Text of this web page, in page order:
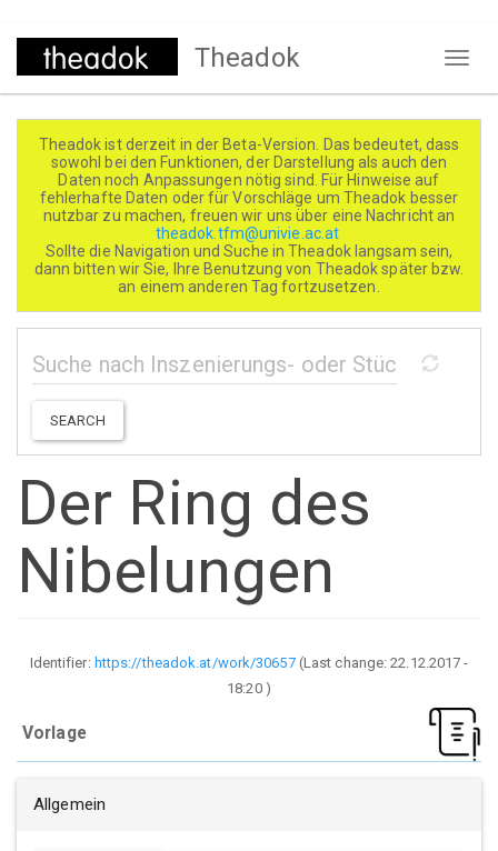
Direkt
Theadok
Theadok ist derzeit in der Beta-Version. Das bedeutet, dass
sowohl bei den Funktionen, der Darstellung als auch den
Daten noch Anpassungen nötig sind. Für Hinweise auf
fehlerhafte Daten oder für Vorschläge um Theadok besser
nutzbar zu machen, freuen wir uns über eine Nachricht an
theadok.tfm@univie.ac.at
Sollte die Navigation und Suche in Theadok langsam sein,
dann bitten wir Sie, Ihre Benutzung von Theadok später bzw.
an einem anderen Tag fortzusetzen.
SEARCH
Der Ring des
Nibelungen
Identifier: https://theadok.at/work/30657(Last change:22.12.2017 -
18:20)
Vorlage
Allgemein